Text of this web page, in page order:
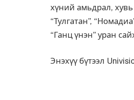
хүний амьдрал,
“Тулгатан”,
“Ганц үнэн” уран
Энэхүү бүтээл